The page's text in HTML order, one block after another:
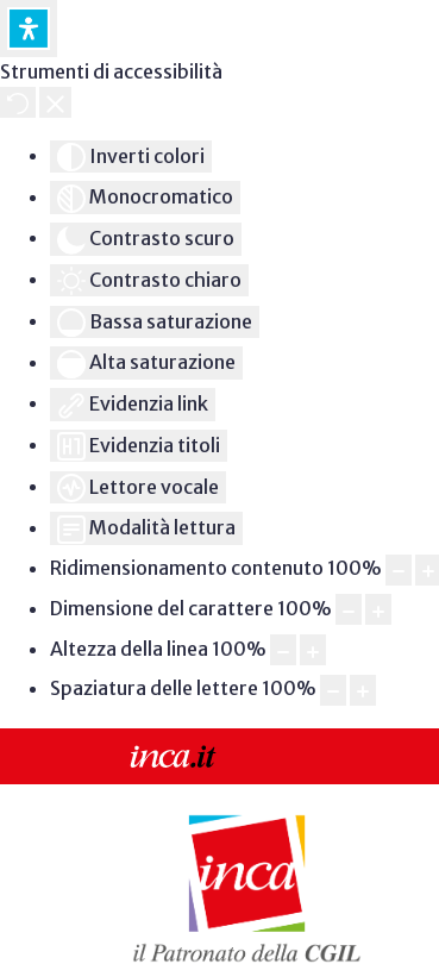
Strumenti di accessibilità
Inverti colori
Monocromatico
Contrasto scuro
Contrasto chiaro
Bassa saturazione
Alta saturazione
Evidenzia link
Evidenzia titoli
Lettore vocale
Modalità lettura
Ridimensionamento contenuto 100%
Dimensione del carattere 100%
Altezza della linea 100%
Spaziatura delle lettere 100%